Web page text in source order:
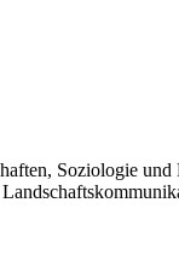
Soziologie